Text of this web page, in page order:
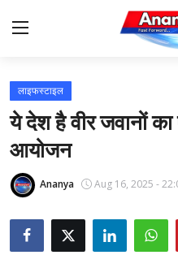
Home
Contact
About Us
देश
लाइफस्टाइल
ये देश है वीर जवानों का
आयोजन
Ananya Aug 16, 2025 -